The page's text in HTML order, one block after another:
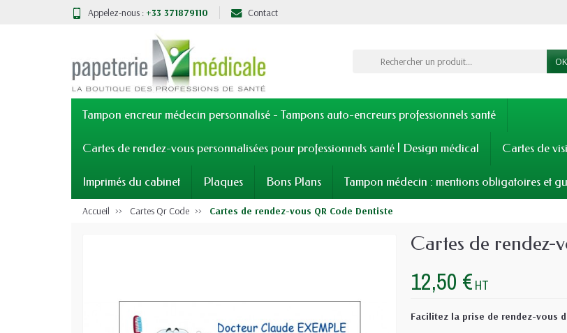
Appelez-nous : +33 371879110 Contact
OK
Tampon encreur médecin personnalisé - Tampons auto-encreurs professionnels santé
Cartes de rendez-vous personnalisées pour professionnels santé | Design médical Cartes de
Imprimés du cabinet Plaques Bons Plans Tampon médecin : mentions obligatoires et
Accueil Cartes Qr Code Cartes de rendez-vous QR Code Dentiste
Cartes de rendez-
12,50 € HT
Facilitez la prise de rendez-vous